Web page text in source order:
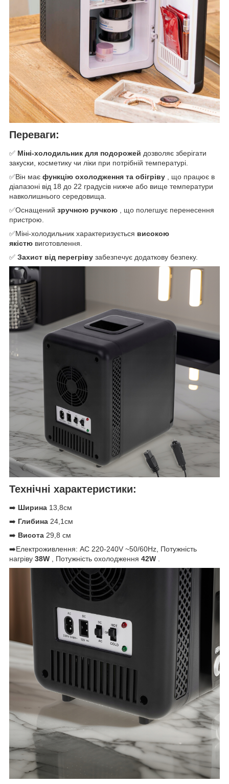
Переваги:
✅ Міні-холодильник для подорожей дозволяє зберігати
закуски, косметику чи ліки при потрібній температурі.
✅Він має функцію охолодження та обігріву , що працює в
діапазоні від 18 до 22 градусів нижче або вище температури
навколишнього середовища.
✅Оснащений зручною ручкою , що полегшує перенесення
пристрою.
✅Міні-холодильник характеризується високою
якістю виготовлення.
✅ Захист від перегріву забезпечує додаткову безпеку.
Технічні характеристики:
➡️ Ширина 13,8см
➡️ Глибина 24,1см
➡️ Висота 29,8 см
➡️Електроживлення: AC 220-240V ~50/60Hz, Потужність
нагріву 38W , Потужність охолодження 42W